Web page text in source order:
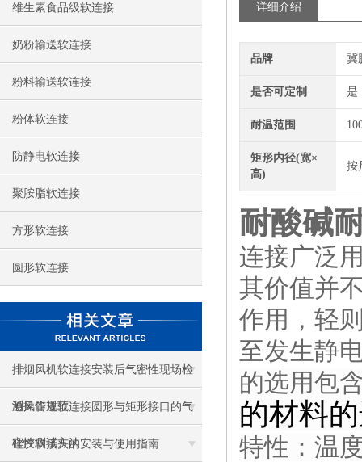
维生素食品级软连接
奶粉输送软连接
粉料输送软连接
粉体软连接
防静电软连接
聚胺脂软连接
方形软连接
圆形软连接
排烟风机软连接安装后气密性现场检
测操作规范
通风管道软连接圆形与矩形接口的气
密性测试方法
硅胶软接头的安装与使用指南
详细介绍
品牌 冀
是否可定制 是
耐温范围
矩形内径(宽×
高)
按
耐酸碱
连接广泛
其价值并
作用，轻
至发生静
的选用包
的材料
特性：温